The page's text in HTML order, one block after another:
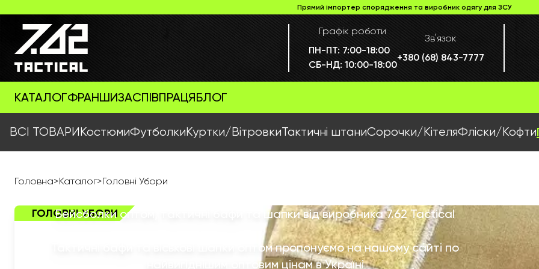
Прямий імпортер спорядження та виробник одягу для ЗСУ
Графік роботи
ПН-ПТ: 7:00-18:00
СБ-НД: 10:00-18:00
Звʼязок
+380 (68) 843-7777
КАТАЛОГФРАНШИЗАСПІВПРАЦЯБЛОГ
ВСІ ТОВАРИКостюмиФутболкиКуртки/ВітровкиТактичні штаниСорочки/КітеляФліски/Кофти
Головна>Каталог>Головні Убори
ГОЛОВНІ УБОРИ
Бейсболки оптом, тактичні бафи та шапки від виробника 7.62 Tactical
Тактичні бафи та віськові шапки оптом пропонуємо на нашому сайті по
найвигіднішим оптовим цінам в Україні